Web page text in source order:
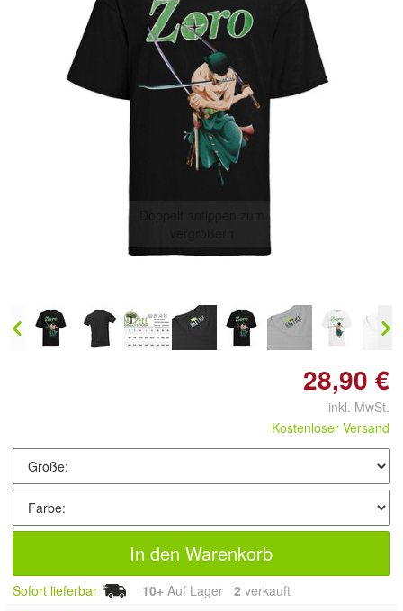
28,90 €
inkl. MwSt.
Kostenloser Versand
In den Warenkorb
Sofort lieferbar 10+ Auf Lager 2 verkauft